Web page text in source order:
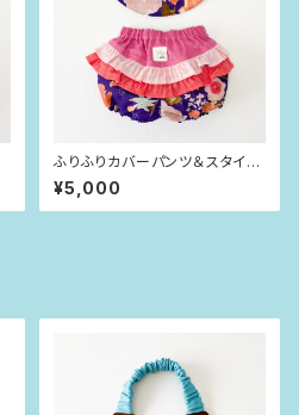
ふりふりカバーパンツ＆スタイ
紫×ピンクフラワー（80size）
¥5,000